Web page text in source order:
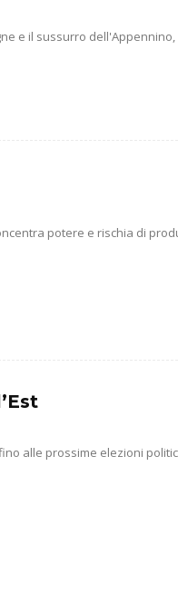
e il sussurro dell'Appennino,
potere e rischia di
alle prossime elezioni